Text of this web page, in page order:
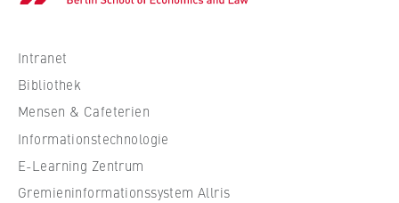
c
s
c
u
l
e
f
Intranet
Bibliothek
Mensen & Cafeterien
Informationstechnologie
E-Learning Zentrum
Gremieninformationssystem Allris